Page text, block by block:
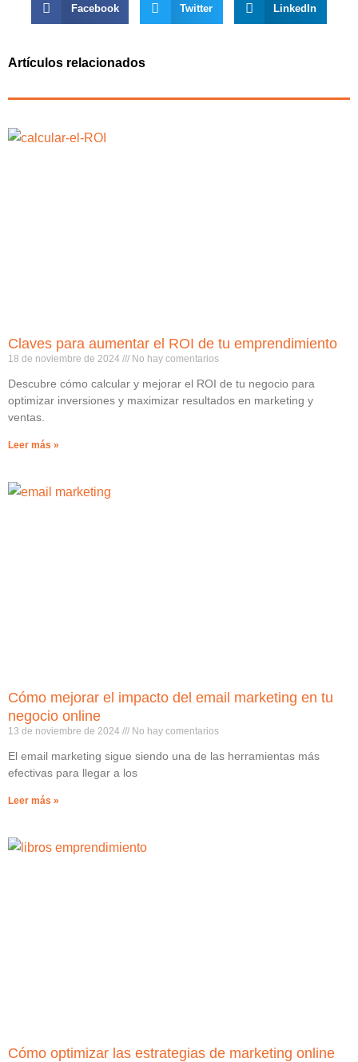
Facebook Twitter LinkedIn
Artículos relacionados
Claves para aumentar el ROI de tu emprendimiento
18 de noviembre de 2024 No hay comentarios
Descubre cómo calcular y mejorar el ROI de tu negocio para
optimizar inversiones y maximizar resultados en marketing y
ventas.
Leer más »
Cómo mejorar el impacto del email marketing en tu
negocio online
13 de noviembre de 2024 No hay comentarios
El email marketing sigue siendo una de las herramientas más
efectivas para llegar a los
Leer más »
Cómo optimizar las estrategias de marketing online